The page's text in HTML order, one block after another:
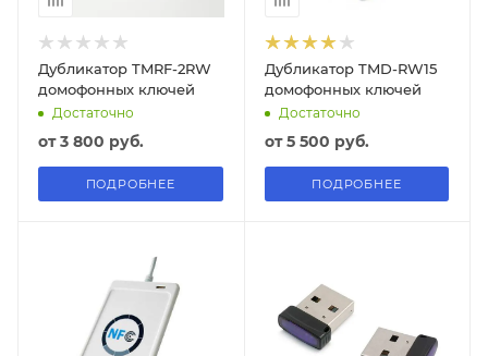
Дубликатор TMRF-2RW
домофонных ключей
Достаточно
от3 800 руб.
ПОДРОБНЕЕ
Дубликатор TMD-RW15
домофонных ключей
Достаточно
от5 500 руб.
ПОДРОБНЕЕ